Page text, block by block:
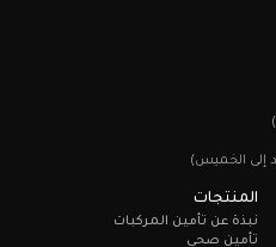
المنتجات
نبذة عن تأمين المركبات
تأمين صحي